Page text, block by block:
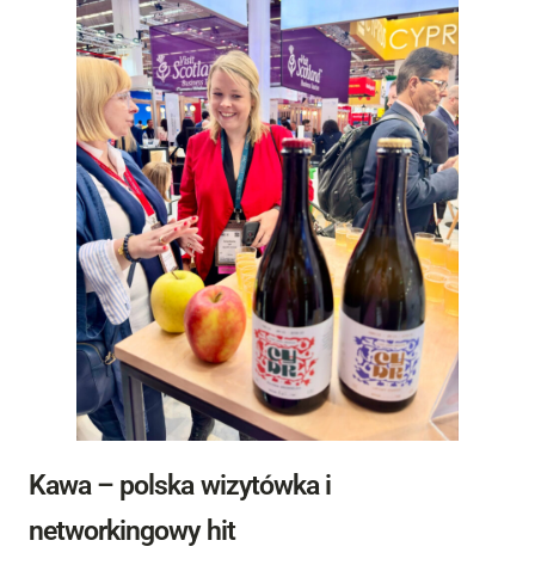
Kawa – polska wizytówka i
networkingowy hit